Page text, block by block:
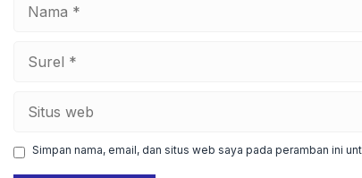
Simpan nama, email, dan situs web saya pada peramban ini